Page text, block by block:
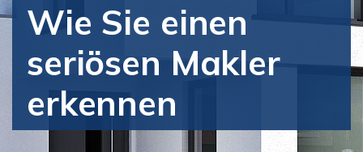
Wie Sie einen
seriösen Makler
erkennen